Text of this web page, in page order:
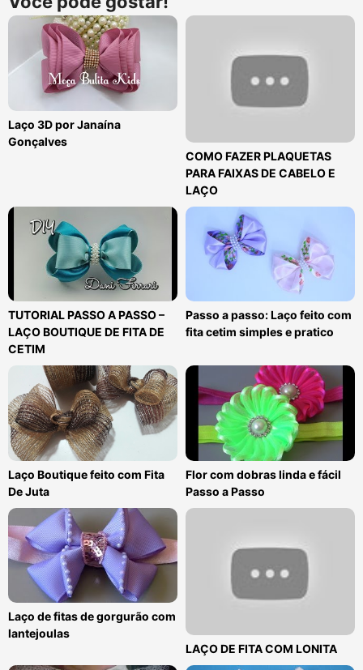
Laço 3D por Janaína
Gonçalves
COMO FAZER PLAQUETAS
PARA FAIXAS DE CABELO E
LAÇO
TUTORIAL PASSO A PASSO –
LAÇO BOUTIQUE DE FITA DE
CETIM
Passo a passo: Laço feito com
fita cetim simples e pratico
Laço Boutique feito com Fita
De Juta
Flor com dobras linda e fácil
Passo a Passo
Laço de fitas de gorgurão com
lantejoulas
LAÇO DE FITA COM LONITA